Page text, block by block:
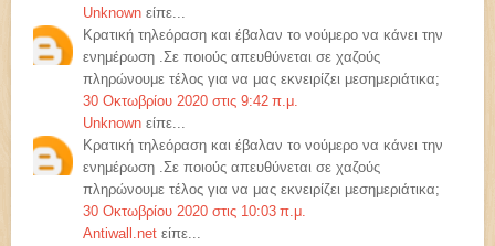
Unknown είπε...
Κρατική τηλεόραση και έβαλαν το νούμερο να κάνει την
ενημέρωση .Σε ποιούς απευθύνεται σε χαζούς
πληρώνουμε τέλος για να μας εκνειρίζει μεσημεριάτικα;
30 Οκτωβρίου 2020 στις 9:42 π.μ.
Unknown είπε...
Κρατική τηλεόραση και έβαλαν το νούμερο να κάνει την
ενημέρωση .Σε ποιούς απευθύνεται σε χαζούς
πληρώνουμε τέλος για να μας εκνειρίζει μεσημεριάτικα;
30 Οκτωβρίου 2020 στις 10:03 π.μ.
Antiwall.net είπε...